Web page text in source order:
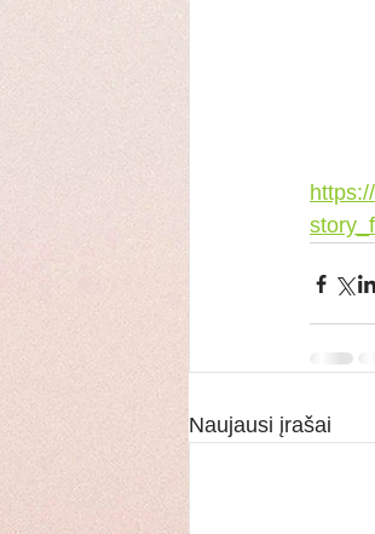
Naujausi įrašai